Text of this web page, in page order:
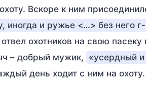
Вскоре к ним
иногда и ружье <…> без него
охотников на свою
– добрый мужик, «усердный
день ходит с ним на охоту.